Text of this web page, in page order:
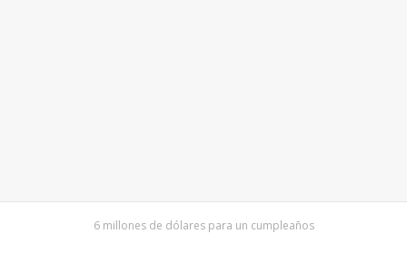
6 millones de dólares para un cumpleaños